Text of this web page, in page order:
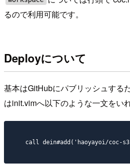
るので利用可能です。
Deployについて
基本はGitHubにパブリッシュする
はinit.vimへ以下のような一文をい